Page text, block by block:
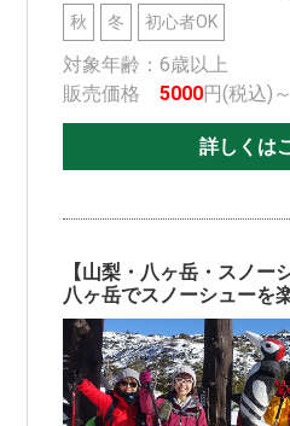
秋 冬 初心者OK
対象年齢：6歳以上
販売価格5000円(税込)～
詳しくは
【山梨・八ヶ岳・スノー
八ヶ岳でスノーシューを